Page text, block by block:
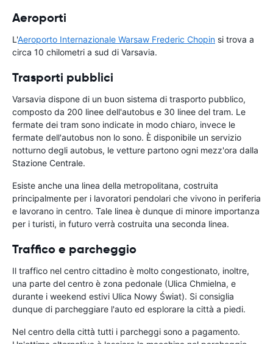
Aeroporti
L'Aeroporto Internazionale Warsaw Frederic Chopin si trova a
circa 10 chilometri a sud di Varsavia.
Trasporti pubblici
Varsavia dispone di un buon sistema di trasporto pubblico,
composto da 200 linee dell'autobus e 30 linee del tram. Le
fermate dei tram sono indicate in modo chiaro, invece le
fermate dell'autobus non lo sono. È disponibile un servizio
notturno degli autobus, le vetture partono ogni mezz'ora dalla
Stazione Centrale.
Esiste anche una linea della metropolitana, costruita
principalmente per i lavoratori pendolari che vivono in periferia
e lavorano in centro. Tale linea è dunque di minore importanza
per i turisti, in futuro verrà costruita una seconda linea.
Traffico e parcheggio
Il traffico nel centro cittadino è molto congestionato, inoltre,
una parte del centro è zona pedonale (Ulica Chmielna, e
durante i weekend estivi Ulica Nowy Świat). Si consiglia
dunque di parcheggiare l'auto ed esplorare la città a piedi.
Nel centro della città tutti i parcheggi sono a pagamento.